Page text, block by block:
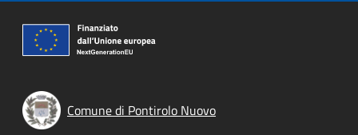
Comune di Pontirolo Nuovo